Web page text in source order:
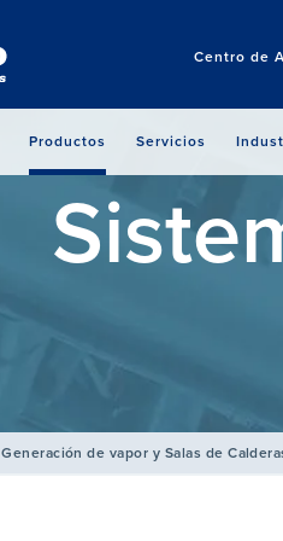
Centro de
Productos Servicios
Generación de vapor y Salas de